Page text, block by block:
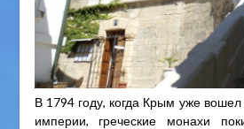
В 1794 году, когда Крым уже вошел
империи, греческие монахи